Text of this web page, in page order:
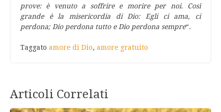
prove: è venuto a soffrire e morire per noi. Così
grande è la misericordia di Dio: Egli ci ama, ci
perdona; Dio perdona tutto e Dio perdona sempre“.
Taggato amore di Dio, amore gratuito
Articoli Correlati